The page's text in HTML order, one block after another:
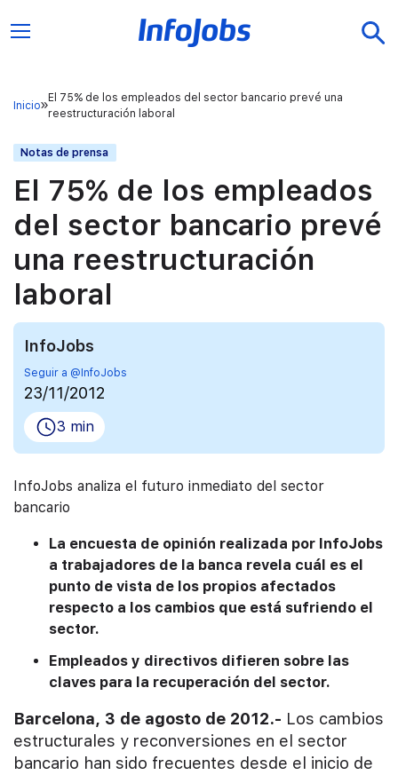
Inicio
El 75% de los empleados del sector bancario prevé una
reestructuración laboral
Notas de prensa
El 75% de los empleados
del sector bancario prevé
una reestructuración
laboral
InfoJobs
Seguir a @InfoJobs
23/11/2012
3 min
InfoJobs analiza el futuro inmediato del sector
bancario
La encuesta de opinión realizada por InfoJobs
a trabajadores de la banca revela cuál es el
punto de vista de los propios afectados
respecto a los cambios que está sufriendo el
sector.
Empleados y directivos difieren sobre las
claves para la recuperación del sector.
Barcelona, 3 de agosto de 2012.- Los cambios
estructurales y reconversiones en el sector
bancario han sido frecuentes desde el inicio de